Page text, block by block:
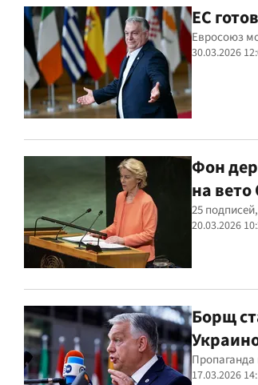
ЕС
Евросоюз
30.03.2026
Фон
на
25
20.03.2026
Борщ
17.03.2026